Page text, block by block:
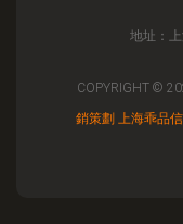
地址：
COPYRIGHT ©
銷策劃 上海乖品